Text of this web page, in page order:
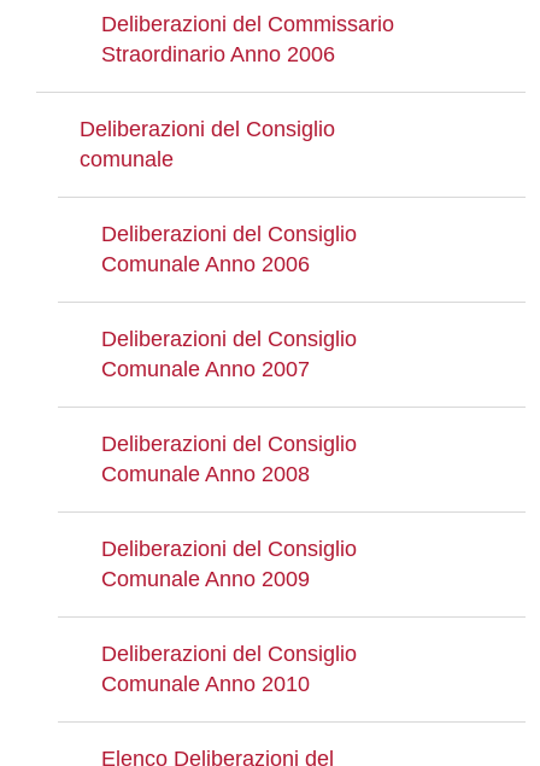
Deliberazioni del Commissario
Straordinario Anno 2006
Deliberazioni del Consiglio
comunale
Deliberazioni del Consiglio
Comunale Anno 2006
Deliberazioni del Consiglio
Comunale Anno 2007
Deliberazioni del Consiglio
Comunale Anno 2008
Deliberazioni del Consiglio
Comunale Anno 2009
Deliberazioni del Consiglio
Comunale Anno 2010
Elenco Deliberazioni del